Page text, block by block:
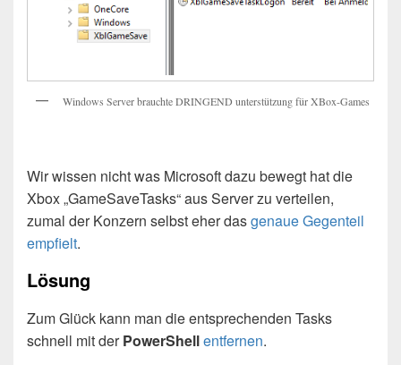
Windows Server brauchte DRINGEND unterstützung für XBox-Games
Wir wissen nicht was Microsoft dazu bewegt hat die
Xbox „GameSaveTasks“ aus Server zu verteilen,
zumal der Konzern selbst eher dasgenaue Gegenteil
empfielt.
Lösung
Zum Glück kann man die entsprechenden Tasks
schnell mit derPowerShellentfernen.